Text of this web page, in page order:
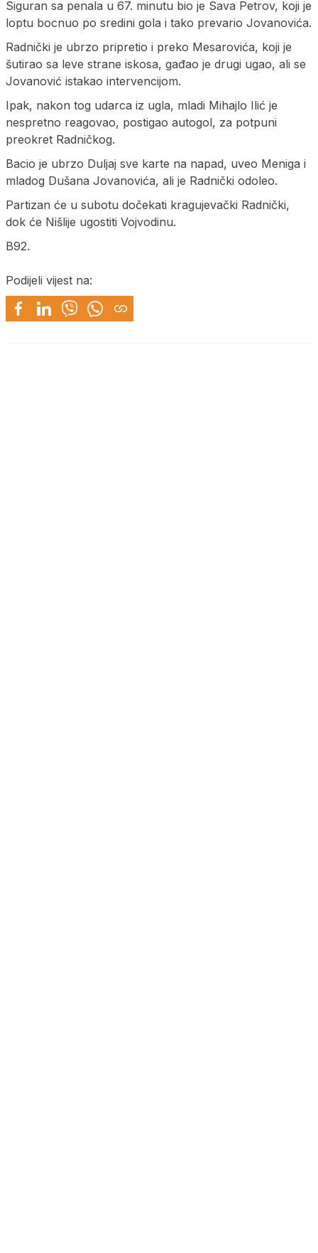
Siguran sa penala u 67. minutu bio je Sava Petrov, koji je
loptu bocnuo po sredini gola i tako prevario Jovanovića.
Radnički je ubrzo pripretio i preko Mesarovića, koji je
šutirao sa leve strane iskosa, gađao je drugi ugao, ali se
Jovanović istakao intervencijom.
Ipak, nakon tog udarca iz ugla, mladi Mihajlo Ilić je
nespretno reagovao, postigao autogol, za potpuni
preokret Radničkog.
Bacio je ubrzo Duljaj sve karte na napad, uveo Meniga i
mladog Dušana Jovanovića, ali je Radnički odoleo.
Partizan će u subotu dočekati kragujevački Radnički,
dok će Nišlije ugostiti Vojvodinu.
B92.
Podijeli vijest na: